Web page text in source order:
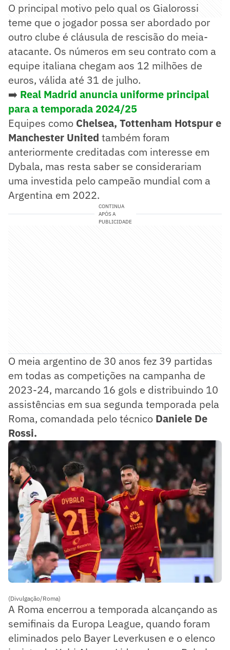
O principal motivo pelo qual os Gialorossi
teme que o jogador possa ser abordado por
outro clube é cláusula de rescisão do meia-
atacante. Os números em seu contrato com a
equipe italiana chegam aos 12 milhões de
euros, válida até 31 de julho.
➡️ Real Madrid anuncia uniforme principal
para a temporada 2024/25
Equipes como Chelsea, Tottenham Hotspur e
Manchester United também foram
anteriormente creditadas com interesse em
Dybala, mas resta saber se considerariam
uma investida pelo campeão mundial com a
Argentina em 2022.
CONTINUA
APÓS A
PUBLICIDADE
O meia argentino de 30 anos fez 39 partidas
em todas as competições na campanha de
2023-24, marcando 16 gols e distribuindo 10
assistências em sua segunda temporada pela
Roma, comandada pelo técnico Daniele De
Rossi.
(Divulgação/Roma)
A Roma encerrou a temporada alcançando as
semifinais da Europa League, quando foram
eliminados pelo Bayer Leverkusen e o elenco